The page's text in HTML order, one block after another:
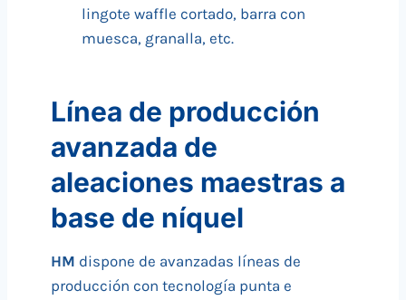
lingote waffle cortado, barra con
muesca, granalla, etc.
Línea de producción
avanzada de
aleaciones maestras a
base de níquel
HM dispone de avanzadas líneas de
producción con tecnología punta e